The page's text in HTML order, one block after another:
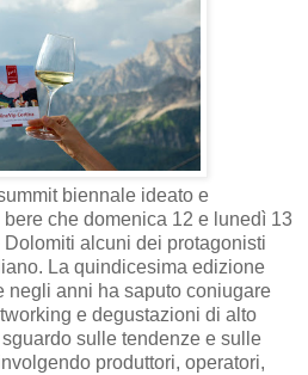
biennale ideato e
che domenica 12 e lunedì 13
alcuni dei protagonisti
La quindicesima edizione
negli anni ha saputo coniugare
e degustazioni di alto
sulle tendenze e sulle
produttori, operatori,